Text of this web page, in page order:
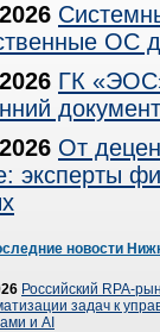
ОС
ГК
От
эксперты
новости
Российский RPA-
задач к
и AI